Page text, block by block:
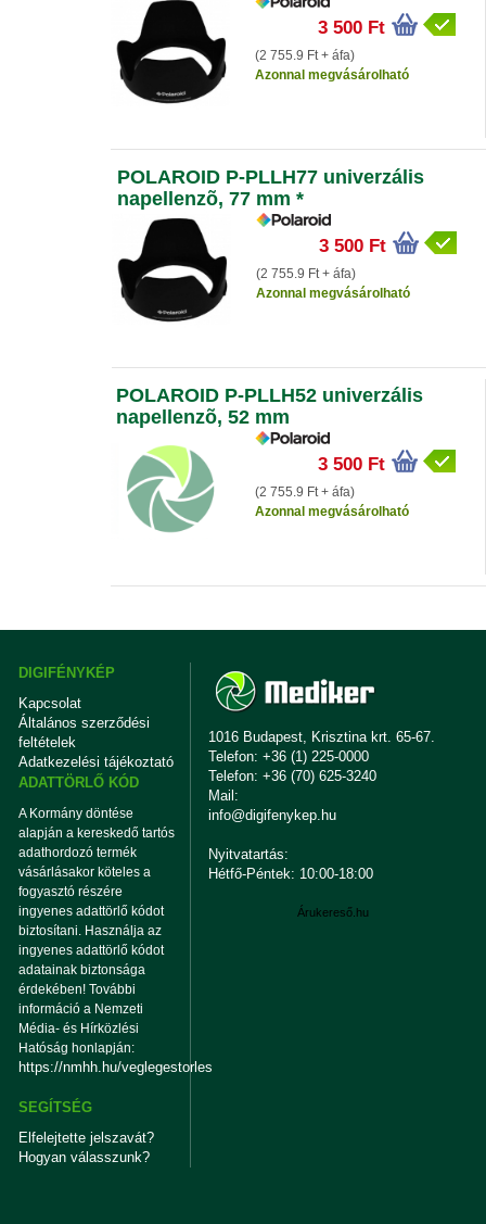
3 500 Ft
(2 755.9 Ft + áfa)
Azonnal megvásárolható
POLAROID P-PLLH77 univerzális
napellenzõ, 77 mm *
3 500 Ft
(2 755.9 Ft + áfa)
Azonnal megvásárolható
POLAROID P-PLLH52 univerzális
napellenzõ, 52 mm
3 500 Ft
(2 755.9 Ft + áfa)
Azonnal megvásárolható
DIGIFÉNYKÉP
Kapcsolat
Általános szerződési
feltételek
Adatkezelési tájékoztató
ADATTÖRLŐ KÓD
A Kormány döntése
alapján a kereskedő tartós
adathordozó termék
vásárlásakor köteles a
fogyasztó részére
ingyenes adattörlő kódot
biztosítani. Használja az
ingyenes adattörlő kódot
adatainak biztonsága
érdekében! További
információ a Nemzeti
Média- és Hírközlési
Hatóság honlapján:
https://nmhh.hu/veglegestorles
SEGÍTSÉG
Elfelejtette jelszavát?
Hogyan válasszunk?
1016 Budapest, Krisztina krt. 65-67.
Telefon: +36 (1) 225-0000
Telefon: +36 (70) 625-3240
Mail:
info@digifenykep.hu
Nyitvatartás:
Hétfő-Péntek: 10:00-18:00
Árukereső.hu